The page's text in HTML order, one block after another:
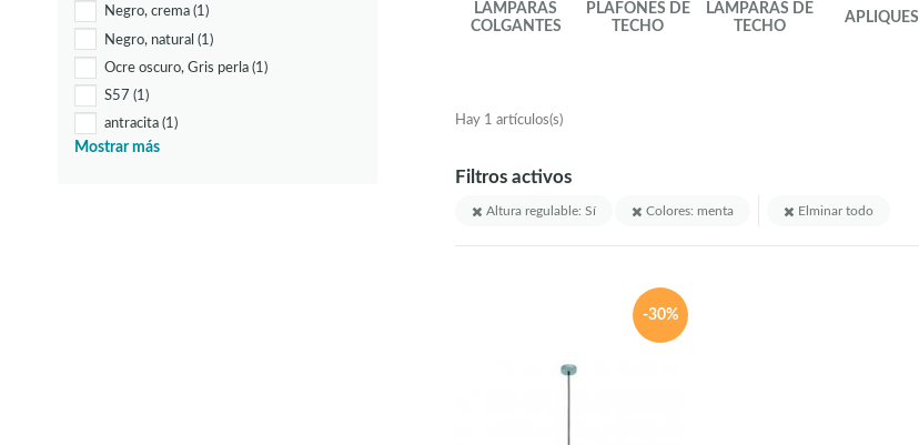
LÁMPARAS
COLGANTES
PLAFONES DE
TECHO
LÁMPARAS DE
TECHO
APLIQUES
Hay 1 artículos(s)
Filtros activos
Altura regulable: Sí Colores: menta Elminar todo
-30%
Negro, crema (1)
Negro, natural (1)
Ocre oscuro, Gris perla (1)
S57 (1)
antracita (1)
blanco(56)
Mostrar más